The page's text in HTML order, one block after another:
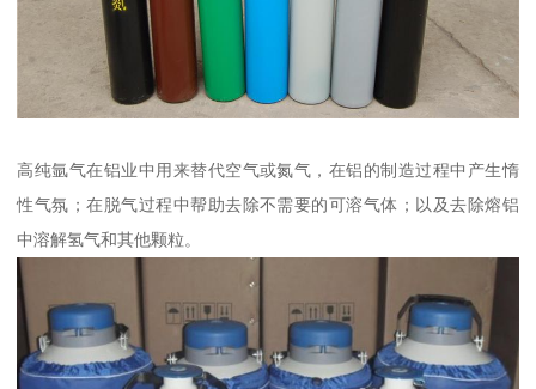
高纯氩气在铝业中用来替代空气或氮气，在铝的制造过程中产生惰
性气氛；在脱气过程中帮助去除不需要的可溶气体；以及去除熔铝
中溶解氢气和其他颗粒。